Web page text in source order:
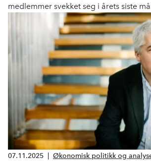
medlemmer svekket seg i årets siste
07.11.2025 Økonomisk politikk og